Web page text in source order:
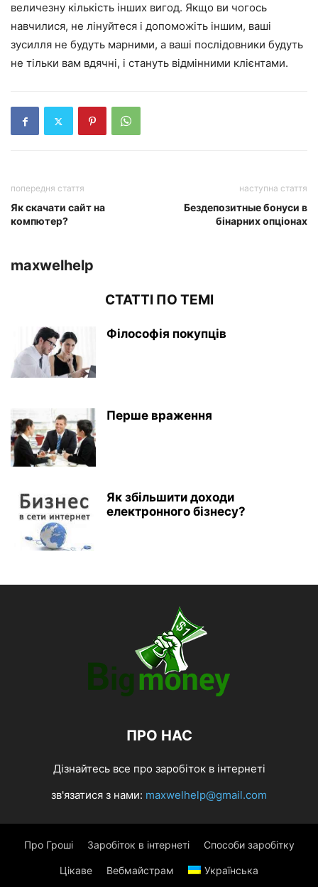
величезну кількість інших вигод. Якщо ви чогось
навчилися, не лінуйтеся і допоможіть іншим, ваші
зусилля не будуть марними, а ваші послідовники будуть
не тільки вам вдячні, і стануть відмінними клієнтами.
попередня стаття
Як скачати сайт на
компютер?
наступна стаття
Бездепозитные бонуси в
бінарних опціонах
maxwelhelp
СТАТТІ ПО ТЕМІ
Філософія покупців
Перше враження
Як збільшити доходи
електронного бізнесу?
ПРО НАС
Дізнайтесь все про заробіток в інтернеті
зв'язатися з нами: maxwelhelp@gmail.com
Про Гроші Заробіток в інтернеті Способи заробітку
Цікаве Вебмайстрам Українська